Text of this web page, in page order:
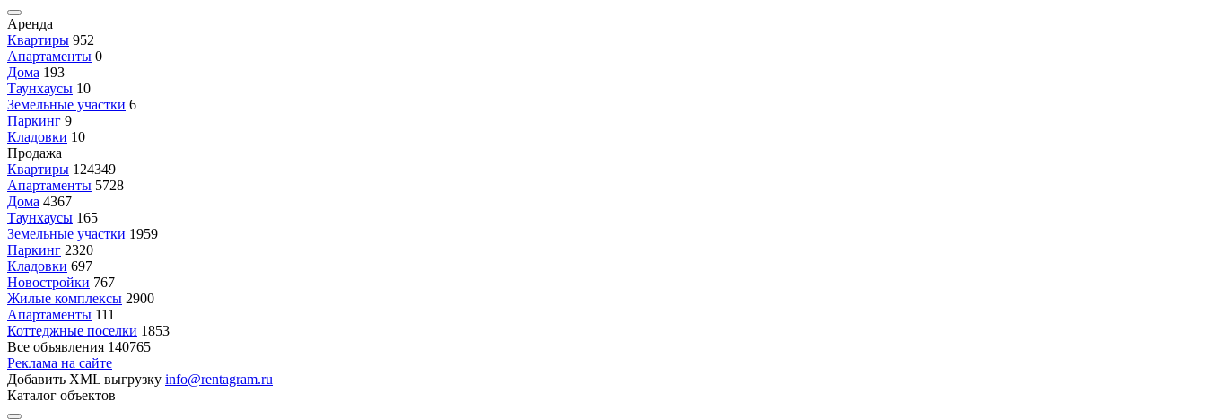
Аренда
Квартиры 952
Апартаменты 0
Дома 193
Таунхаусы 10
Земельные участки 6
Паркинг 9
Кладовки 10
Продажа
Квартиры 124349
Апартаменты 5728
Дома 4367
Таунхаусы 165
Земельные участки 1959
Паркинг 2320
Кладовки 697
Новостройки 767
Жилые комплексы 2900
Апартаменты 111
Коттеджные поселки 1853
Все объявления 140765
Реклама на сайте
Добавить XML выгрузку info@rentagram.ru
Каталог объектов